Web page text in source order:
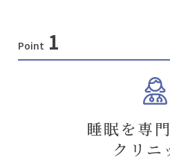
Point 1
睡眠を専
クリニ